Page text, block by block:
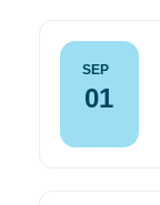
SEP
01